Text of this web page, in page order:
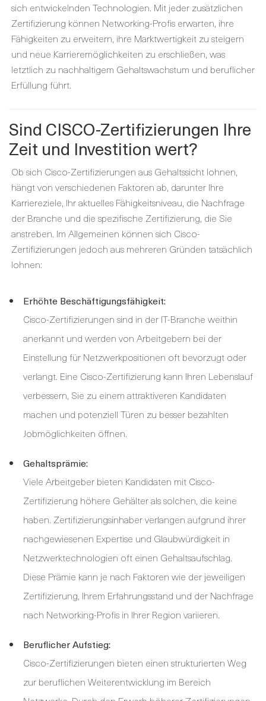
sich entwickelnden Technologien. Mit jeder zusätzlichen
Zertifizierung können Networking-Profis erwarten, ihre
Fähigkeiten zu erweitern, ihre Marktwertigkeit zu steigern
und neue Karrieremöglichkeiten zu erschließen, was
letztlich zu nachhaltigem Gehaltswachstum und beruflicher
Erfüllung führt.
Sind CISCO-Zertifizierungen Ihre
Zeit und Investition wert?
Ob sich Cisco-Zertifizierungen aus Gehaltssicht lohnen,
hängt von verschiedenen Faktoren ab, darunter Ihre
Karriereziele, Ihr aktuelles Fähigkeitsniveau, die Nachfrage
der Branche und die spezifische Zertifizierung, die Sie
anstreben. Im Allgemeinen können sich Cisco-
Zertifizierungen jedoch aus mehreren Gründen tatsächlich
lohnen:
Erhöhte Beschäftigungsfähigkeit:
Cisco-Zertifizierungen sind in der IT-Branche weithin
anerkannt und werden von Arbeitgebern bei der
Einstellung für Netzwerkpositionen oft bevorzugt oder
verlangt. Eine Cisco-Zertifizierung kann Ihren Lebenslauf
verbessern, Sie zu einem attraktiveren Kandidaten
machen und potenziell Türen zu besser bezahlten
Jobmöglichkeiten öffnen.
Gehaltsprämie:
Viele Arbeitgeber bieten Kandidaten mit Cisco-
Zertifizierung höhere Gehälter als solchen, die keine
haben. Zertifizierungsinhaber verlangen aufgrund ihrer
nachgewiesenen Expertise und Glaubwürdigkeit in
Netzwerktechnologien oft einen Gehaltsaufschlag.
Diese Prämie kann je nach Faktoren wie der jeweiligen
Zertifizierung, Ihrem Erfahrungsstand und der Nachfrage
nach Networking-Profis in Ihrer Region variieren.
Beruflicher Aufstieg:
Cisco-Zertifizierungen bieten einen strukturierten Weg
zur beruflichen Weiterentwicklung im Bereich